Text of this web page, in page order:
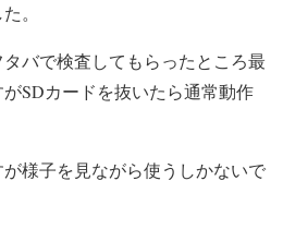
。
バで検査してもらったところ最
SDカードを抜いたら通常動作
様子を見ながら使うしかないで